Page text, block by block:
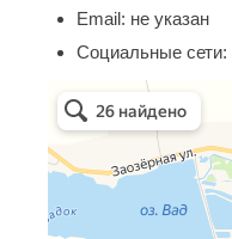
Email: не указан
Социальные сети: